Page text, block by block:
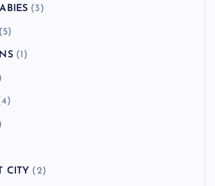
(3)
(5)
(1)
CITY (2)